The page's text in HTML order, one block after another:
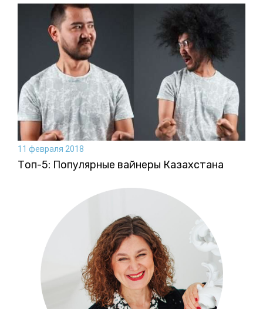
11 февраля 2018
Топ-5: Популярные вайнеры Казахстана